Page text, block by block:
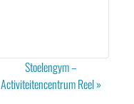
Stoelengym –
Activiteitencentrum Reel»